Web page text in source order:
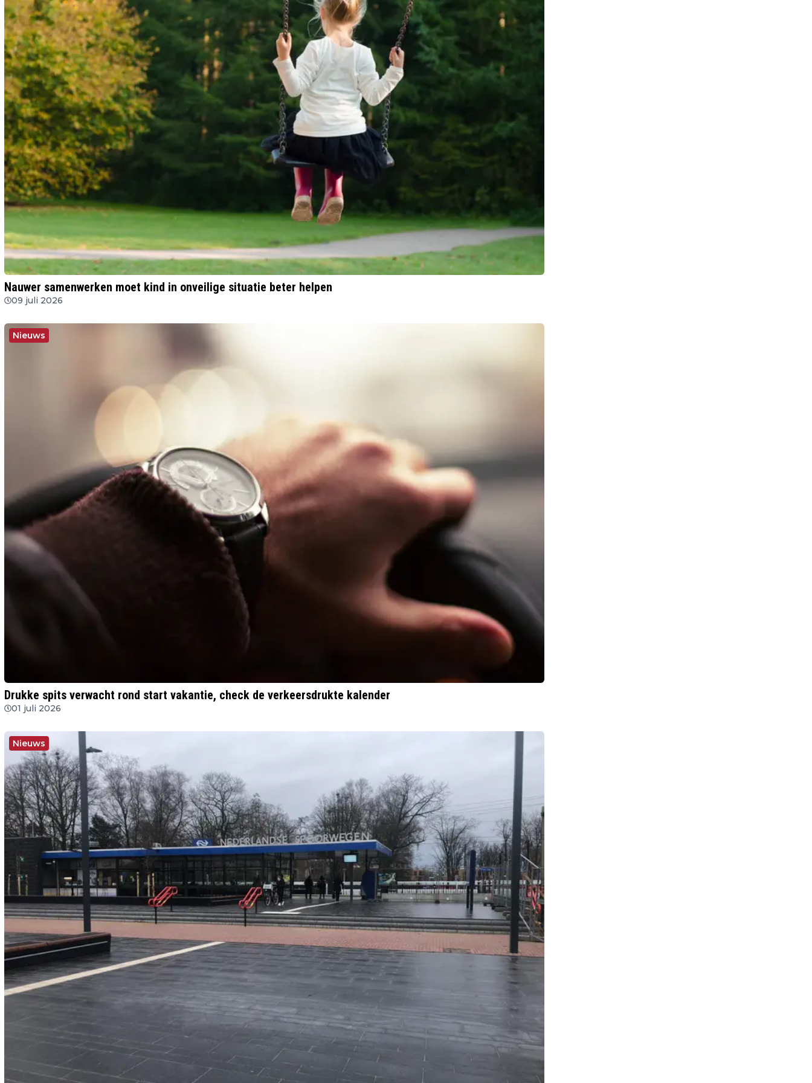
Nauwer samenwerken moet kind in onveilige situatie beter helpen
09 juli 2026
Nieuws
Drukke spits verwacht rond start vakantie, check de verkeersdrukte kalender
01 juli 2026
Nieuws